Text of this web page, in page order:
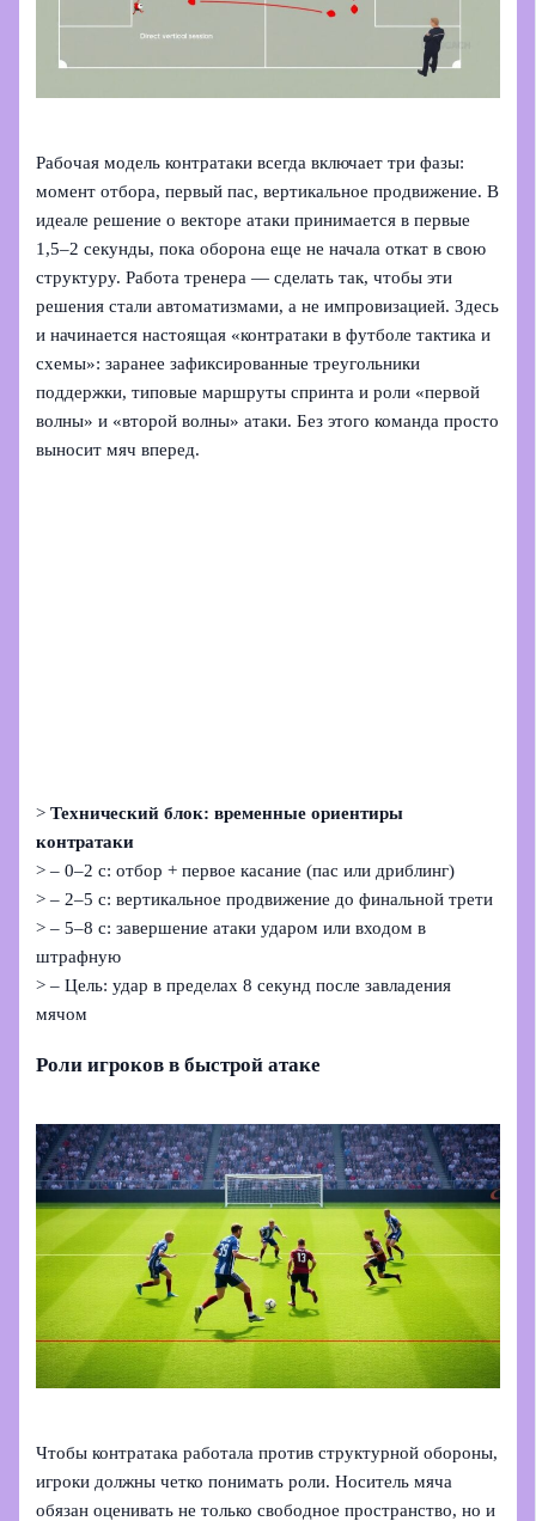
Рабочая модель контратаки всегда включает три фазы:
момент отбора, первый пас, вертикальное продвижение. В
идеале решение о векторе атаки принимается в первые
1,5–2 секунды, пока оборона еще не начала откат в свою
структуру. Работа тренера — сделать так, чтобы эти
решения стали автоматизмами, а не импровизацией. Здесь
и начинается настоящая «контратаки в футболе тактика и
схемы»: заранее зафиксированные треугольники
поддержки, типовые маршруты спринта и роли «первой
волны» и «второй волны» атаки. Без этого команда просто
выносит мяч вперед.
>Технический блок: временные ориентиры
контратаки
> – 0–2 с: отбор + первое касание (пас или дриблинг)
> – 2–5 с: вертикальное продвижение до финальной трети
> – 5–8 с: завершение атаки ударом или входом в
штрафную
> – Цель: удар в пределах 8 секунд после завладения
мячом
Роли игроков в быстрой атаке
Чтобы контратака работала против структурной обороны,
игроки должны четко понимать роли. Носитель мяча
обязан оценивать не только свободное пространство, но и